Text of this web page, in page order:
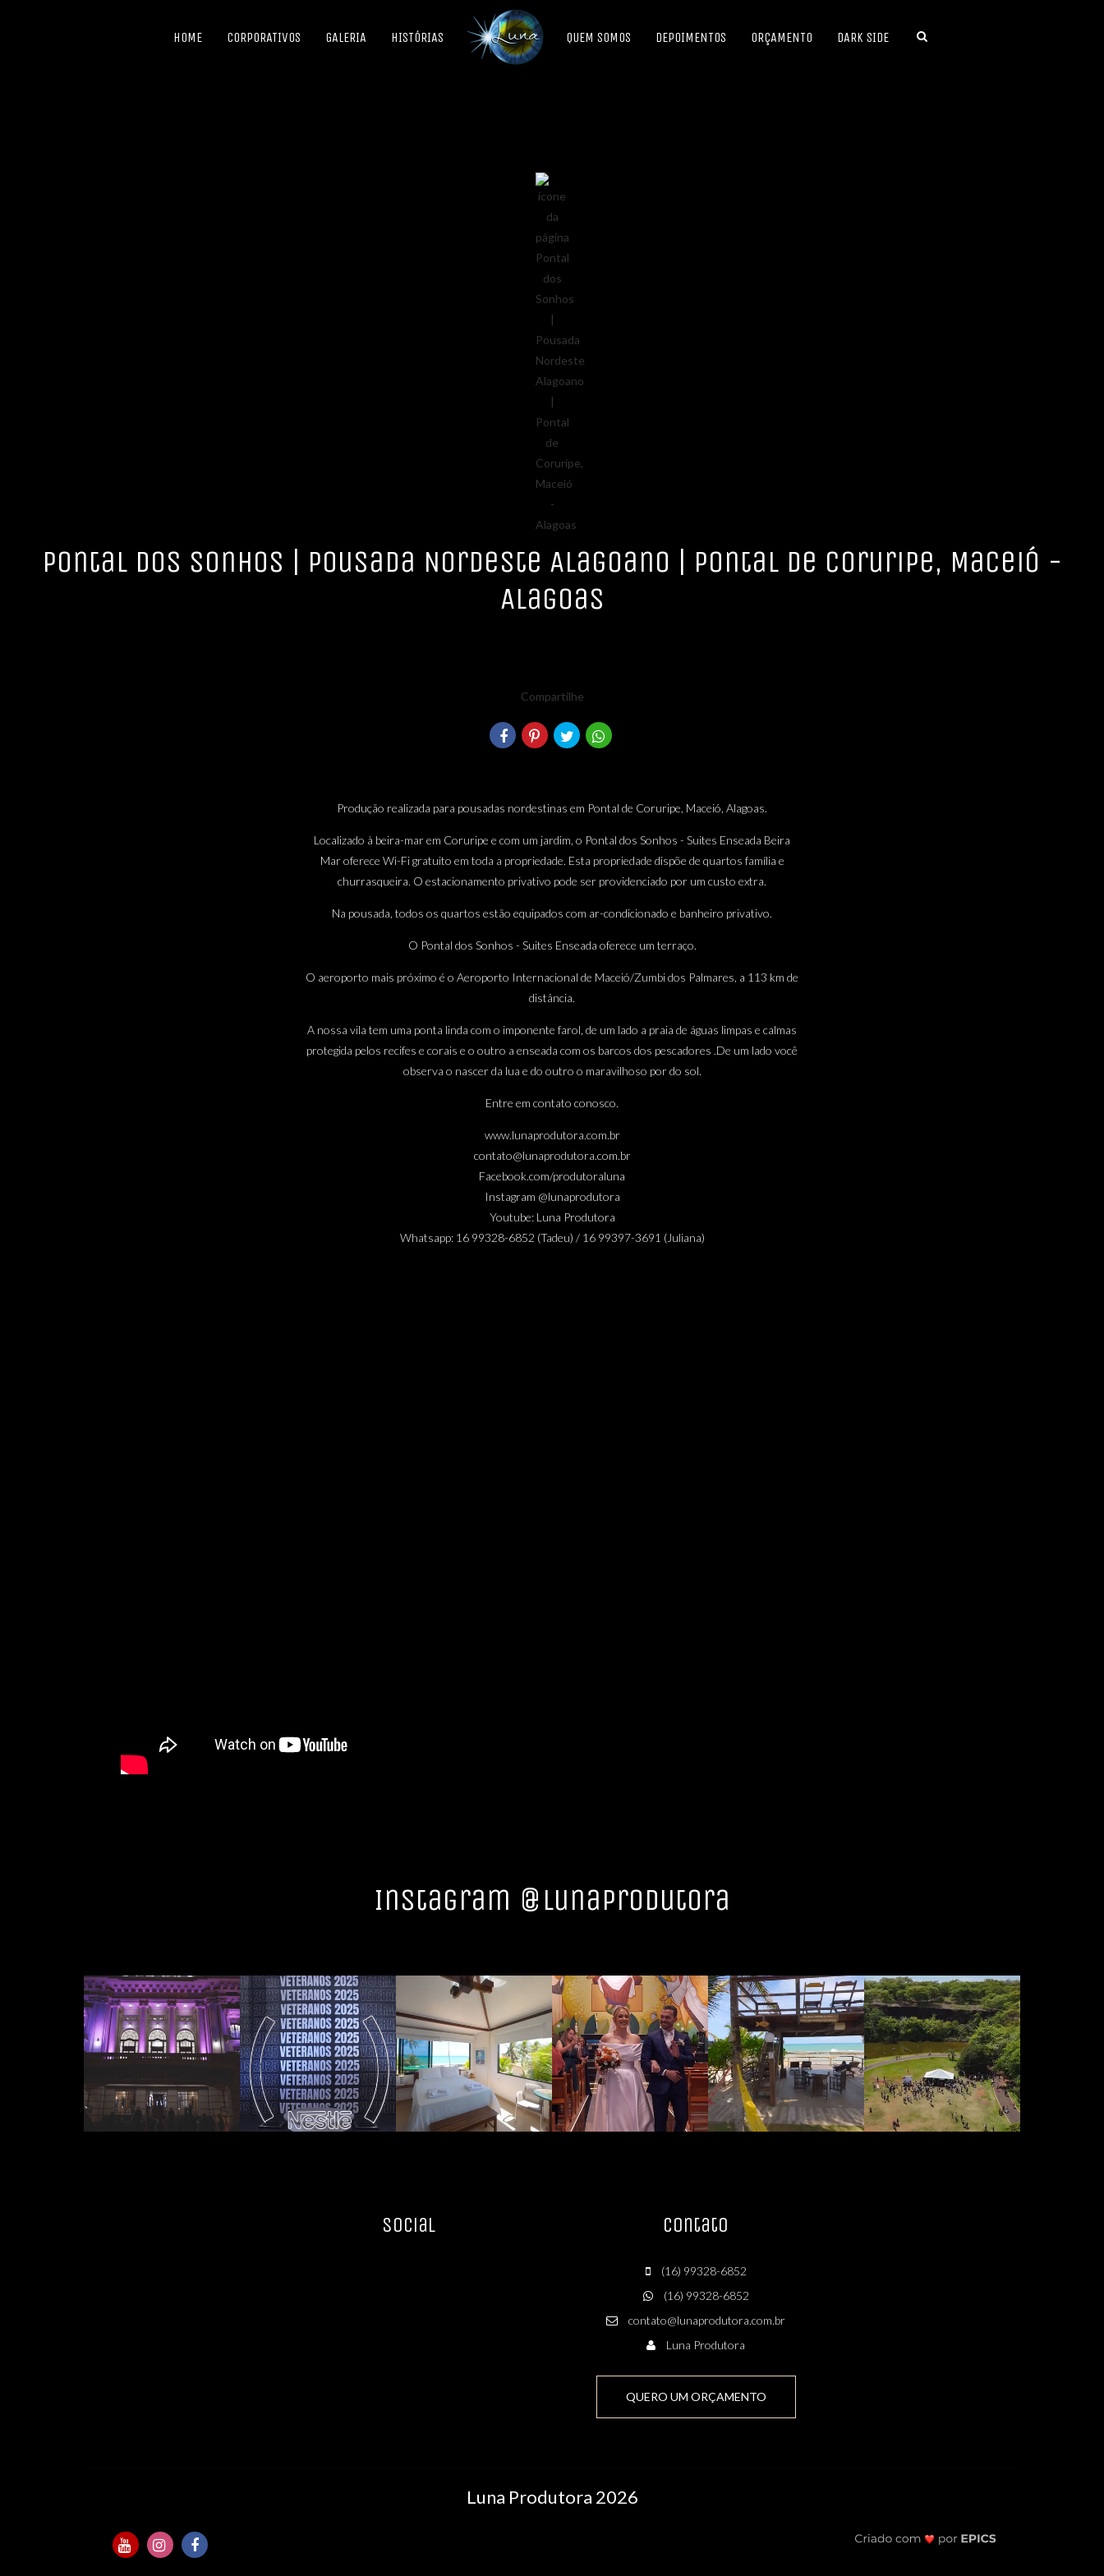
HOME CORPORATIVOS GALERIA HISTÓRIAS QUEM SOMOS DEPOIMENTOS ORÇAMENTO DARK SIDE
Pontal dos Sonhos | Pousada Nordeste Alagoano | Pontal de Coruripe, Maceió -
Alagoas
Compartilhe
Produção realizada para pousadas nordestinas em Pontal de Coruripe, Maceió, Alagoas.
Localizado à beira-mar em Coruripe e com um jardim, o Pontal dos Sonhos - Suites Enseada Beira
Mar oferece Wi-Fi gratuito em toda a propriedade. Esta propriedade dispõe de quartos família e
churrasqueira. O estacionamento privativo pode ser providenciado por um custo extra.
Na pousada, todos os quartos estão equipados com ar-condicionado e banheiro privativo.
O Pontal dos Sonhos - Suites Enseada oferece um terraço.
O aeroporto mais próximo é o Aeroporto Internacional de Maceió/Zumbi dos Palmares, a 113 km de
distância.
A nossa vila tem uma ponta linda com o imponente farol, de um lado a praia de águas limpas e calmas
protegida pelos recifes e corais e o outro a enseada com os barcos dos pescadores .De um lado você
observa o nascer da lua e do outro o maravilhoso por do sol.
Entre em contato conosco.
www.lunaprodutora.com.br
contato@lunaprodutora.com.br
Facebook.com/produtoraluna
Instagram @lunaprodutora
Youtube: Luna Produtora
Whatsapp: 16 99328-6852 (Tadeu) / 16 99397-3691 (Juliana)
Instagram @lunaprodutora
Social Contato
(16) 99328-6852
(16) 99328-6852
contato@lunaprodutora.com.br
Luna Produtora
QUERO UM ORÇAMENTO
Luna Produtora 2026